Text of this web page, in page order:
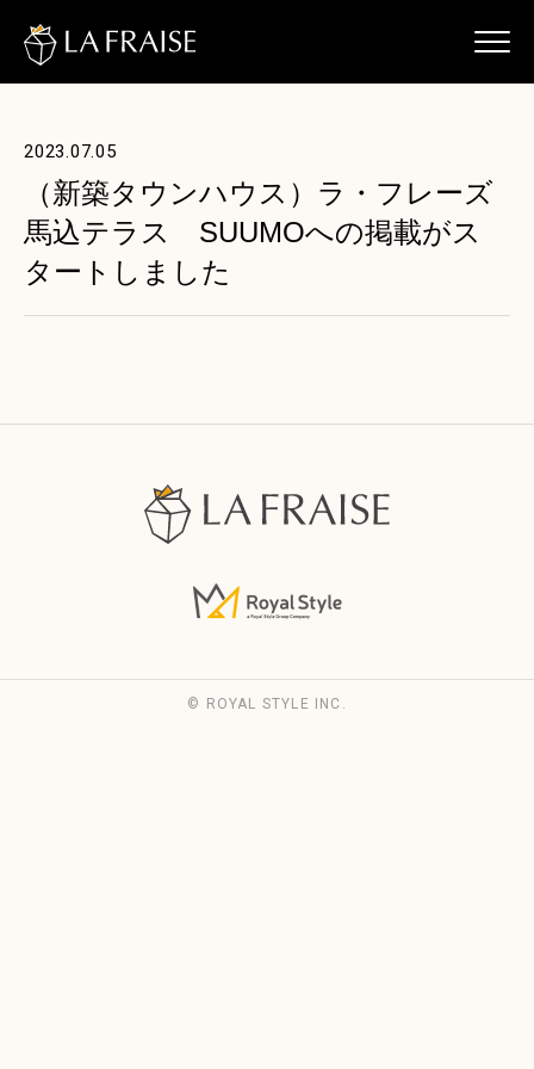
2023.07.05
（新築タウンハウス）ラ・フレーズ
馬込テラス SUUMOへの掲載がス
タートしました
© ROYAL STYLE INC.